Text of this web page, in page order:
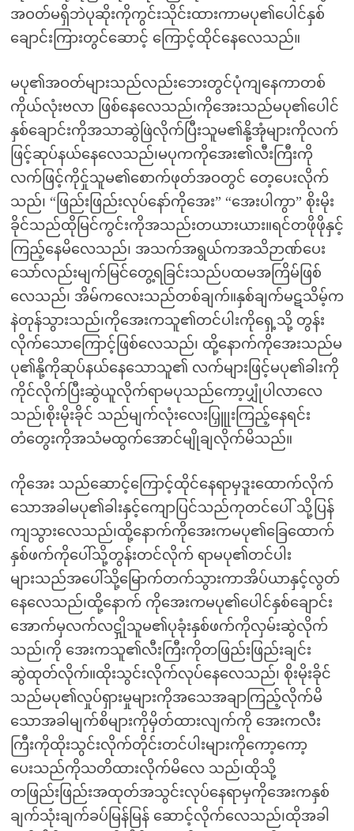
အဝတ်မရှိဘဲပုဆိုးကိုကွင်းသိုင်းထားကာမပု၏ပေါင်နှစ်
ချောင်းကြားတွင်ဆောင့် ကြောင့်ထိုင်နေလေသည်။
မပု၏အဝတ်များသည်လည်းဘေးတွင်ပုံကျနေကာတစ်
ကိုယ်လုံးဗလာ ဖြစ်နေလေသည်၊ကိုအေးသည်မပု၏ပေါင်
နှစ်ချောင်းကိုအသာဆွဲဖြဲလိုက်ပြီးသူမ၏နို့အုံများကိုလက်
ဖြင့်ဆုပ်နယ်နေလေသည်၊မပုကကိုအေး၏လီးကြီးကို
လက်ဖြင့်ကိုင်ှုသူမ၏စောက်ဖုတ်အဝတွင် တေ့ပေးလိုက်
သည်၊ “ဖြည်းဖြည်းလုပ်နော်ကိုအေး” “အေးပါကွာ” စိုးမိုး
ခိုင်သည်ထိုမြင်ကွင်းကိုအသည်းတယားယား။ရင်တဖိုဖိုနှင့်
ကြည့်နေမိလေသည်၊ အသက်အရွယ်ကအသိဉာဏ်ပေး
သော်လည်းမျက်မြင်တွေ့ရခြင်းသည်ပထမအကြိမ်ဖြစ်
လေသည်၊ အိမ်ကလေးသည်တစ်ချက်။နှစ်ချက်မဋသိမ့်က
နဲတုန်သွားသည်၊ကိုအေးကသူ၏တင်ပါးကိုရှေ့သို့ တွန်း
လိုက်သောကြောင့်ဖြစ်လေသည်၊ ထို့နောက်ကိုအေးသည်မ
ပု၏နို့ကိုဆုပ်နယ်နေသောသူ၏ လက်များဖြင့်မပု၏ခါးကို
ကိုင်လိုက်ပြီးဆွဲယူလိုက်ရာမပုသည်ကော့ပျှုံပါလာလေ
သည်၊စိုးမိုးခိုင် သည်မျက်လုံးလေးပြှူုးကြည့်နေရင်း
တံတွေးကိုအသံမထွက်အောင်မျိုချလိုက်မိသည်။
ကိုအေး သည်ဆောင့်ကြောင့်ထိုင်နေရာမှဒူးထောက်လိုက်
သောအခါမပု၏ခါးနှင့်ကျောပြင်သည်ကုတင်ပေါ် သို့ပြန်
ကျသွားလေသည်၊ထို့နောက်ကိုအေးကမပု၏ခြေထောက်
နှစ်ဖက်ကိုပေါ်သို့တွန်းတင်လိုက် ရာမပု၏တင်ပါး
များသည်အပေါ်သို့မြောက်တက်သွားကာအိပ်ယာနှင့်လွတ်
နေလေသည်၊ထို့နောက် ကိုအေးကမပု၏ပေါင်နှစ်ချောင်း
အောက်မှလက်လဋှိုသူမ၏ပုခုံးနှစ်ဖက်ကိုလှမ်းဆွဲလိုက်
သည်၊ကို အေးကသူ၏လီးကြီးကိုတဖြည်းဖြည်းချင်း
ဆွဲထုတ်လိုက်။ထိုးသွင်းလိုက်လုပ်နေလေသည်၊ စိုးမိုးခိုင်
သည်မပု၏လှုပ်ရှားမှုများကိုအသေအချာကြည့်လိုက်မိ
သောအခါမျက်စိများကိုမှိတ်ထားလျက်ကို အေးကလီး
ကြီးကိုထိုးသွင်းလိုက်တိုင်းတင်ပါးများကိုကော့ကော့
ပေးသည်ကိုသတိထားလိုက်မိလေ သည်၊ထိုသို့
တဖြည်းဖြည်းအထုတ်အသွင်းလုပ်နေရာမှကိုအေးကနှစ်
ချက်သုံးချက်ခပ်မြန်မြန် ဆောင့်လိုက်လေသည်၊ထိုအခါ